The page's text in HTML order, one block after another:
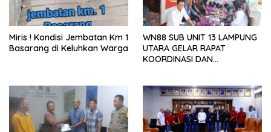
Miris ! Kondisi Jembatan Km 1
Basarang di Keluhkan Warga
WN88 SUB UNIT 13 LAMPUNG
UTARA GELAR RAPAT
KOORDINASI DAN